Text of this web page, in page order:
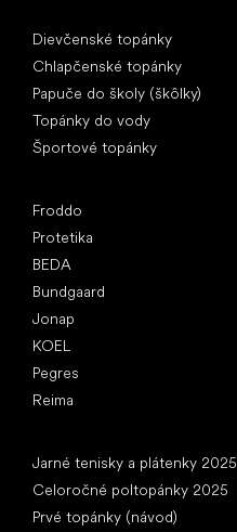
Dievčenské topánky
Chlapčenské topánky
Papuče do školy (škôlky)
Topánky do vody
Športové topánky
Froddo
Protetika
BEDA
Bundgaard
Jonap
KOEL
Pegres
Reima
Jarné tenisky a plátenky 2025
Celoročné poltopánky 2025
Prvé topánky (návod)